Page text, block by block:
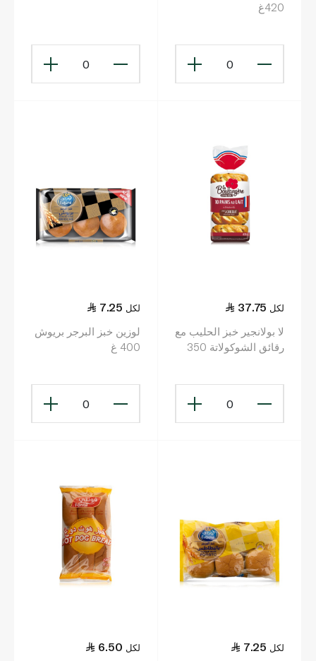
420غ
0
0
37.75 لكل
لا بولانجير خبز الحليب مع
رقائق الشوكولاتة 350
0
7.25 لكل
لوزين خبز البرجر بريوش
400 غ
0
7.25 لكل 6.50 لكل